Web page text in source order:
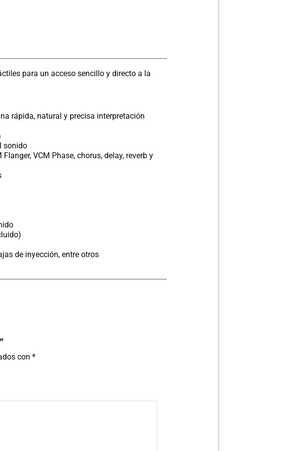
para un acceso sencillo y directo a la
rápida, natural y precisa interpretación
sonido
VCM Phase, chorus, delay, reverb y
de inyección, entre otros
con *